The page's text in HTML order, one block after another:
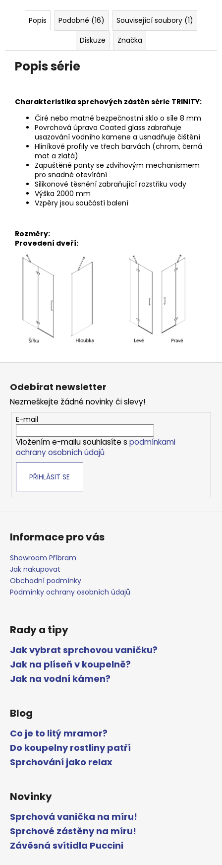
Popis Podobné (16)
Související soubory (1)
Diskuze
Značka
Popis série
Charakteristika sprchových zástěn série TRINITY:
Čiré nebo matné bezpečnostní sklo o síle 8 mm
Povrchová úprava Coated glass zabraňuje
usazování vodního kamene a usnadňuje čištění
Hliníkové profily ve třech barvách (chrom, černá
mat a zlatá)
Zapuštěné panty se zdvihovým mechanismem
pro snadné otevírání
Silikonové těsnění zabraňující rozstřiku vody
Výška 2000 mm
Vzpěry jsou součástí balení
Rozměry:
Provedení dveří:
Odebírat newsletter
Nezmeškejte žádné novinky či slevy!
E-mail
Vložením e-mailu souhlasíte s podmínkami
ochrany osobních údajů
PŘIHLÁSIT SE
Informace pro vás
Showroom Příbram
Jak nakupovat
Obchodní podmínky
Podmínky ochrany osobních údajů
Rady a tipy
Jak vybrat sprchovou vaničku?
Jak na plíseň v koupelně?
Jak na vodní kámen?
Blog
Co je to litý mramor?
Do koupelny rostliny patří
Sprchování jako relax
Novinky
Sprchová vanička na míru!
Sprchové zástěny na míru!
Závěsná svítidla Puccini